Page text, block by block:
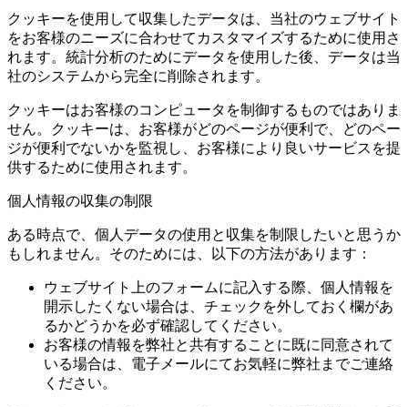
クッキーを使用して収集したデータは、当社のウェブサイト
をお客様のニーズに合わせてカスタマイズするために使用さ
れます。統計分析のためにデータを使用した後、データは当
社のシステムから完全に削除されます。
クッキーはお客様のコンピュータを制御するものではありま
せん。クッキーは、お客様がどのページが便利で、どのペー
ジが便利でないかを監視し、お客様により良いサービスを提
供するために使用されます。
個人情報の収集の制限
ある時点で、個人データの使用と収集を制限したいと思うか
もしれません。そのためには、以下の方法があります：
ウェブサイト上のフォームに記入する際、個人情報を
開示したくない場合は、チェックを外しておく欄があ
るかどうかを必ず確認してください。
お客様の情報を弊社と共有することに既に同意されて
いる場合は、電子メールにてお気軽に弊社までご連絡
ください。